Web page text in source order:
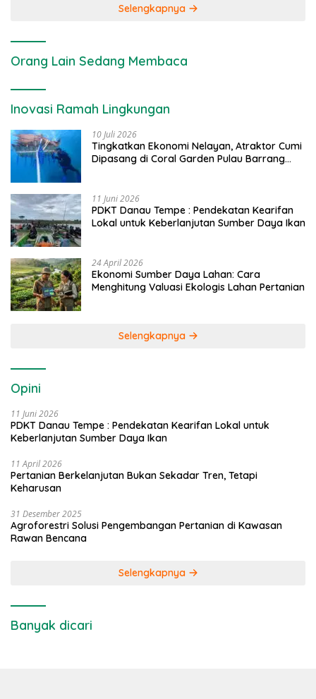
Selengkapnya
Orang Lain Sedang Membaca
Inovasi Ramah Lingkungan
10 Juli 2026
Tingkatkan Ekonomi Nelayan, Atraktor Cumi
Dipasang di Coral Garden Pulau Barrang
11 Juni 2026
PDKT Danau Tempe : Pendekatan Kearifan
Lokal untuk Keberlanjutan Sumber Daya Ikan
24 April 2026
Ekonomi Sumber Daya Lahan: Cara
Menghitung Valuasi Ekologis Lahan Pertanian
Selengkapnya
Opini
11 Juni 2026
PDKT Danau Tempe : Pendekatan Kearifan Lokal untuk
Keberlanjutan Sumber Daya Ikan
11 April 2026
Pertanian Berkelanjutan Bukan Sekadar Tren, Tetapi
Keharusan
31 Desember 2025
Agroforestri Solusi Pengembangan Pertanian di Kawasan
Rawan Bencana
Selengkapnya
Banyak dicari